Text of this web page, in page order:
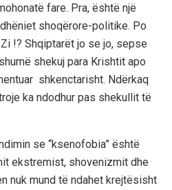
atë fare. Pra, është një
shoqërore-politike. Po
!? Shqiptarët jo se jo, sepse
shumë shekuj para Krishtit apo
shkenctarisht. Ndërkaq
ka ndodhur pas shekullit të
se “ksenofobia” është
ekstremist, shovenizmit dhe
nuk mund të ndahet krejtësisht